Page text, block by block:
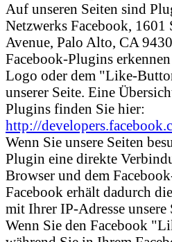
Auf unseren Seiten sind
Netzwerks Facebook,
Avenue, Palo Alto, CA
Facebook-Plugins
Logo oder dem "Like-
unserer Seite. Eine
Plugins finden Sie hier:
http://
Wenn Sie unsere Seiten
Plugin eine direkte
Browser und dem
Facebook erhält dadurch
mit Ihrer IP-Adresse unsere
Wenn Sie den Facebook